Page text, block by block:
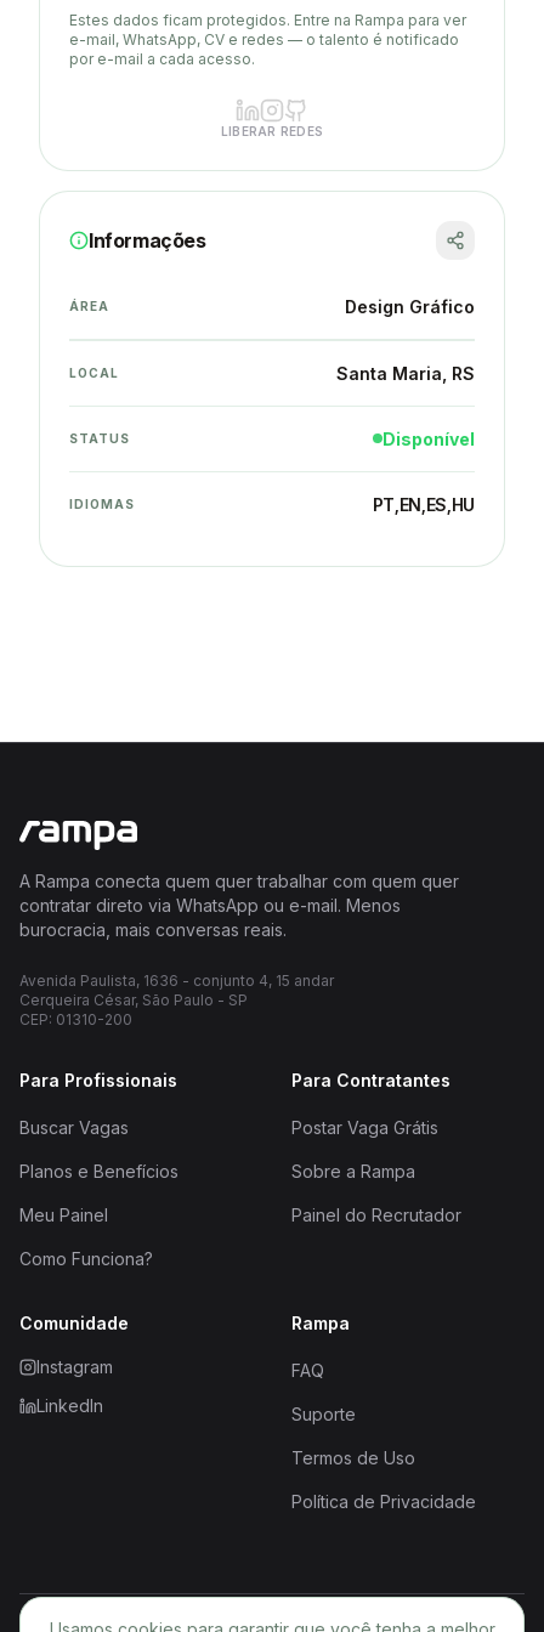
Estes dados ficam protegidos. Entre na Rampa para ver
e-mail, WhatsApp, CV e redes — o talento é notificado
por e-mail a cada acesso.
LIBERAR REDES
Informações
ÁREA Design Gráfico
LOCAL Santa Maria , RS
STATUS Disponível
IDIOMAS PT EN ES HU
A Rampa conecta quem quer trabalhar com quem quer
contratar direto via WhatsApp ou e-mail. Menos
burocracia, mais conversas reais.
Avenida Paulista, 1636 - conjunto 4, 15 andar
Cerqueira César, São Paulo - SP
CEP: 01310-200
Para Profissionais
Buscar Vagas
Planos e Benefícios
Meu Painel
Como Funciona?
Para Contratantes
Postar Vaga Grátis
Sobre a Rampa
Painel do Recrutador
Comunidade
Instagram
LinkedIn
Rampa
FAQ
Suporte
Termos de Uso
Política de Privacidade